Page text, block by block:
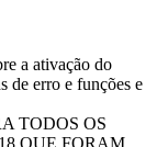
a ativação do
de erro e funções e
TODOS OS
QUE FORAM